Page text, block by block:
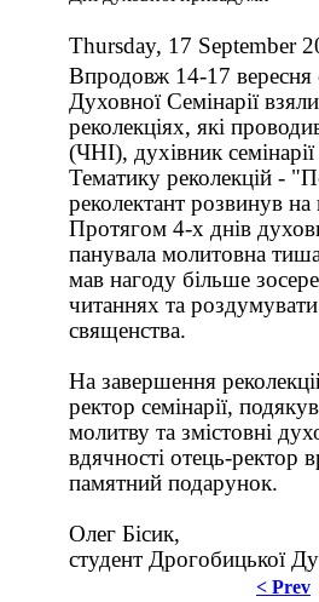
Thursday, 17 September
Впродовж 14-17 вересня
Духовної Семінарії
реколекціях, які
(ЧНІ), духівник
Тематику реколекцій -
реколектант розвинув на
Протягом 4-х днів
панувала молитовна
мав нагоду більше
читаннях та
священства.
На завершення
ректор семінарії,
молитву та змістовні
вдячності отець-
памятний подарунок.
Олег Бісик,
студент Дрогобицької
< Prev